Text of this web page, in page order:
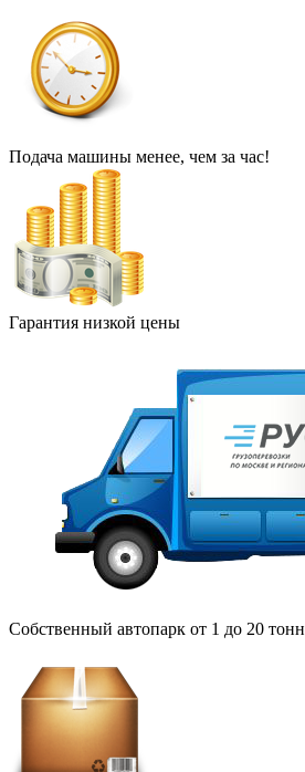
Подача машины менее, чем за час!
Гарантия низкой цены
Собственный автопарк от 1 до 20 тонн